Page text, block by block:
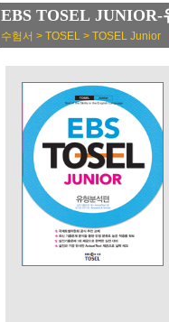
EBS TOSEL JUNIOR-
수험서 > TOSEL > TOSEL Junior